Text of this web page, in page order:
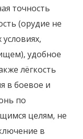
точность
(орудие не
удобное
лёгкость
в боевое и
по
целям, не
в